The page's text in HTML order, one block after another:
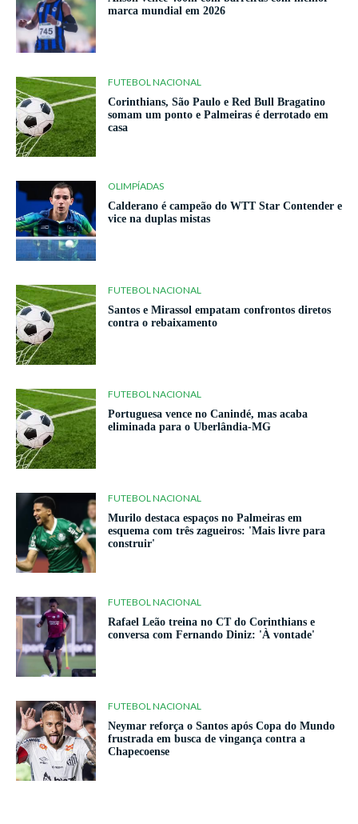
marca mundial em 2026
FUTEBOL NACIONAL
Corinthians, São Paulo e Red Bull Bragatino
somam um ponto e Palmeiras é derrotado em
casa
OLIMPÍADAS
Calderano é campeão do WTT Star Contender e
vice na duplas mistas
FUTEBOL NACIONAL
Santos e Mirassol empatam confrontos diretos
contra o rebaixamento
FUTEBOL NACIONAL
Portuguesa vence no Canindé, mas acaba
eliminada para o Uberlândia-MG
FUTEBOL NACIONAL
Murilo destaca espaços no Palmeiras em
esquema com três zagueiros: 'Mais livre para
construir'
FUTEBOL NACIONAL
Rafael Leão treina no CT do Corinthians e
conversa com Fernando Diniz: 'À vontade'
FUTEBOL NACIONAL
Neymar reforça o Santos após Copa do Mundo
frustrada em busca de vingança contra a
Chapecoense